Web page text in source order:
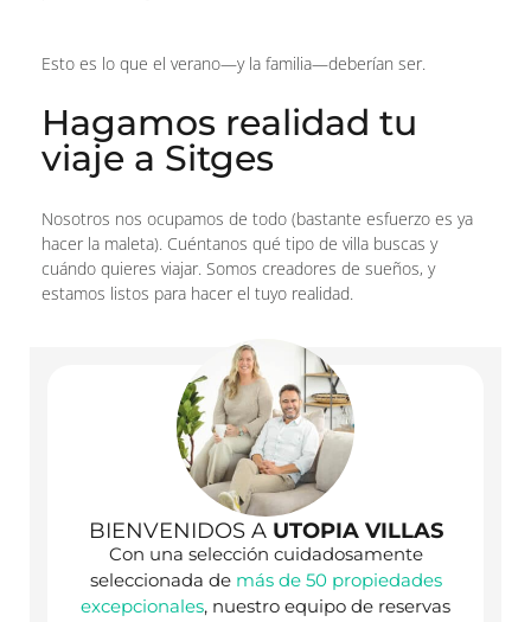
Esto es lo que el verano—y la familia—deberían ser.
Hagamos realidad tu
viaje a Sitges
Nosotros nos ocupamos de todo (bastante esfuerzo es ya
hacer la maleta). Cuéntanos qué tipo de villa buscas y
cuándo quieres viajar. Somos creadores de sueños, y
estamos listos para hacer el tuyo realidad.
BIENVENIDOS A UTOPIA VILLAS
Con una selección cuidadosamente
seleccionada de más de 50 propiedades
excepcionales, nuestro equipo de reservas